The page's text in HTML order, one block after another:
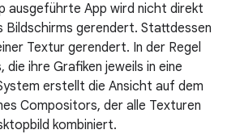
ausgeführte App wird nicht direkt
Bildschirms gerendert. Stattdessen
Textur gerendert. In der Regel
ihre Grafiken jeweils in eine
erstellt die Ansicht auf dem
Compositors, der alle Texturen
kombiniert.